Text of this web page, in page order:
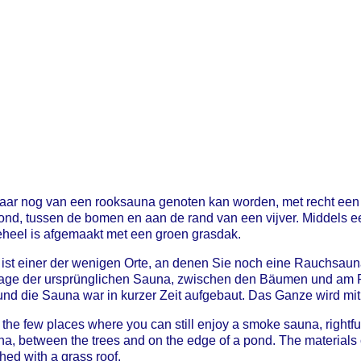
nog van een rooksauna genoten kan worden, met recht
tussen de bomen en aan de rand van een vijver. Middels
is afgemaakt met een groen grasdak.
einer der wenigen Orte, an denen Sie noch eine
der ursprünglichen Sauna, zwischen den Bäumen und
die Sauna war in kurzer Zeit aufgebaut. Das Ganze wird
few places where you can still enjoy a smoke sauna,
between the trees and on the edge of a pond. The
with a grass roof.